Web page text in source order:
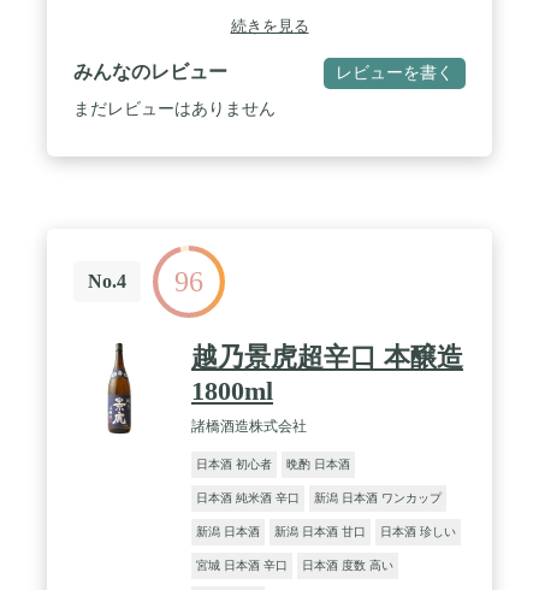
続きを見る
みんなのレビュー レビューを書く
まだレビューはありません
No.4 96
越乃景虎超辛口 本醸造
1800ml
諸橋酒造株式会社
日本酒 初心者 晩酌 日本酒
日本酒 純米酒 辛口 新潟 日本酒 ワンカップ
新潟 日本酒 新潟 日本酒 甘口 日本酒 珍しい
宮城 日本酒 辛口 日本酒 度数 高い